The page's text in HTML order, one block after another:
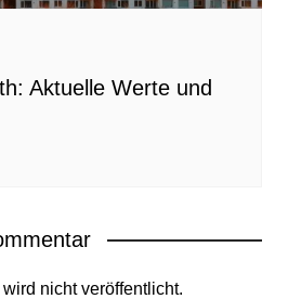
Aktuelle Werte und
nicht veröffentlicht.